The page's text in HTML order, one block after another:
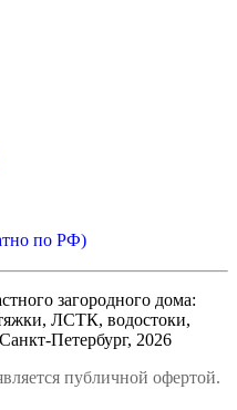
по РФ)
загородного дома:
ЛСТК, водостоки,
Петербург, 2026
публичной офертой.